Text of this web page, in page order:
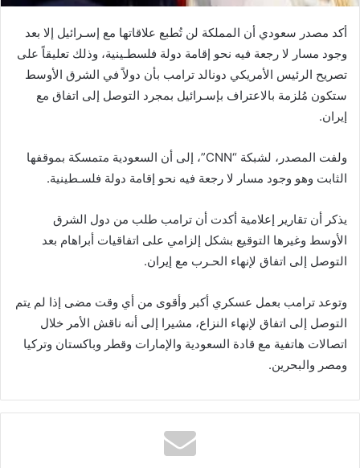
أكد مصدر سعودي أن المملكة لن تُطبع علاقاتها مع إسـرائيل إلا بعد
وجود مسار لا رجعة فيه نحو إقامة دولة فلسطـينية، وذلك تعليقاً على
تصريح الرئيس الأمريكي دونالد ترامب بأن دولاً في الشرق الأوسط
ستكون مُلزمة بالاعتراف بإسـرائيل بمجرد التوصل إلى اتفاق مع
إيران.
ولفت المصدر، لشبكة “CNN”، إلى أن السعودية متمسكة بموقفها
الثابت وهو وجود مسار لا رجعة فيه نحو إقامة دولة فلسـطينية.
يذكر أن تقارير إعلامية أكدت أن ترامب طلب من دول الشرق
الأوسط وغيرها التوقيع بشكل إلزامي على اتفاقيات أبراهام بعد
التوصل إلى اتفاق لإنهاء الحـرب مع إيران.
وتوعد ترامب بعمل عسكري أكبر وأقوى من أي وقت مضى إذا لم يتم
التوصل إلى اتفاق لإنهاء النزاع، مشيرا إلى أنه ناقش الأمر خلال
اتصالات هاتفية مع قادة السعودية والإمارات وقطر وباكستان وتركيا
ومصر والبحرين.